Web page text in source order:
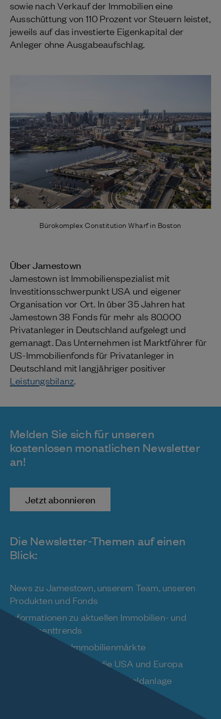
sowie nach Verkauf der Immobilien eine
Ausschüttung von 110 Prozent vor Steuern leistet,
jeweils auf das investierte Eigenkapital der
Anleger ohne Ausgabeaufschlag.
Bürokomplex Constitution Wharf in Boston
Über Jamestown
Jamestown ist Immobilienspezialist mit
Investitionsschwerpunkt USA und eigener
Organisation vor Ort. In über 35 Jahren hat
Jamestown 38 Fonds für mehr als 80.000
Privatanleger in Deutschland aufgelegt und
gemanagt. Das Unternehmen ist Marktführer für
US-Immobilienfonds für Privatanleger in
Deutschland mit langjähriger positiver
Leistungsbilanz.
Die Newsletter-Themen auf einen
Blick:
News zu Jamestown, unserem Team, unseren
Produkten und Fonds
Informationen zu aktuellen Immobilien- und
Investmenttrends
News rund um Immobilienmärkte
Kulturelle Einblicke in die USA und Europa
Wissenswertes zum Thema Geldanlage
Melden Sie sich für unseren
kostenlosen monatlichen Newsletter
an!
Jetzt abonnieren